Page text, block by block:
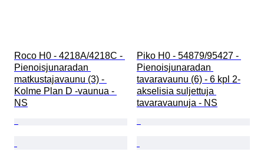
Roco H0 - 4218A/4218C -
Pienoisjunaradan
matkustajavaunu (3) -
Kolme Plan D -vaunua -
NS
Piko H0 - 54879/95427 -
Pienoisjunaradan
tavaravaunu (6) - 6 kpl 2-
akselisia suljettuja
tavaravaunuja - NS